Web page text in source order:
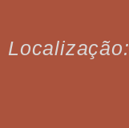
Localização: